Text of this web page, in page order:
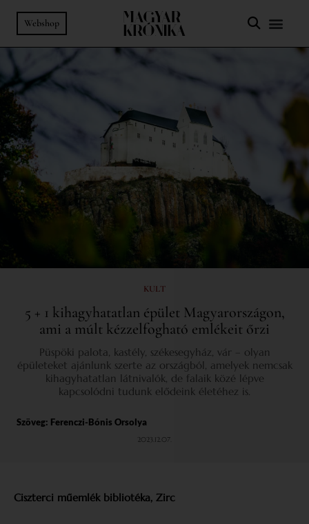
Webshop
KULT
5 + 1 kihagyhatatlan épület Magyarországon,
ami a múlt kézzelfogható emlékeit őrzi
Püspöki palota, kastély, székesegyház, vár – olyan
épületeket ajánlunk szerte az országból, amelyek nemcsak
kihagyhatatlan látnivalók, de falaik közé lépve
kapcsolódni tudunk elődeink életéhez is.
Szöveg: Ferenczi-Bónis Orsolya
2023.12.07.
Ciszterci műemlék bibliotéka, Zirc